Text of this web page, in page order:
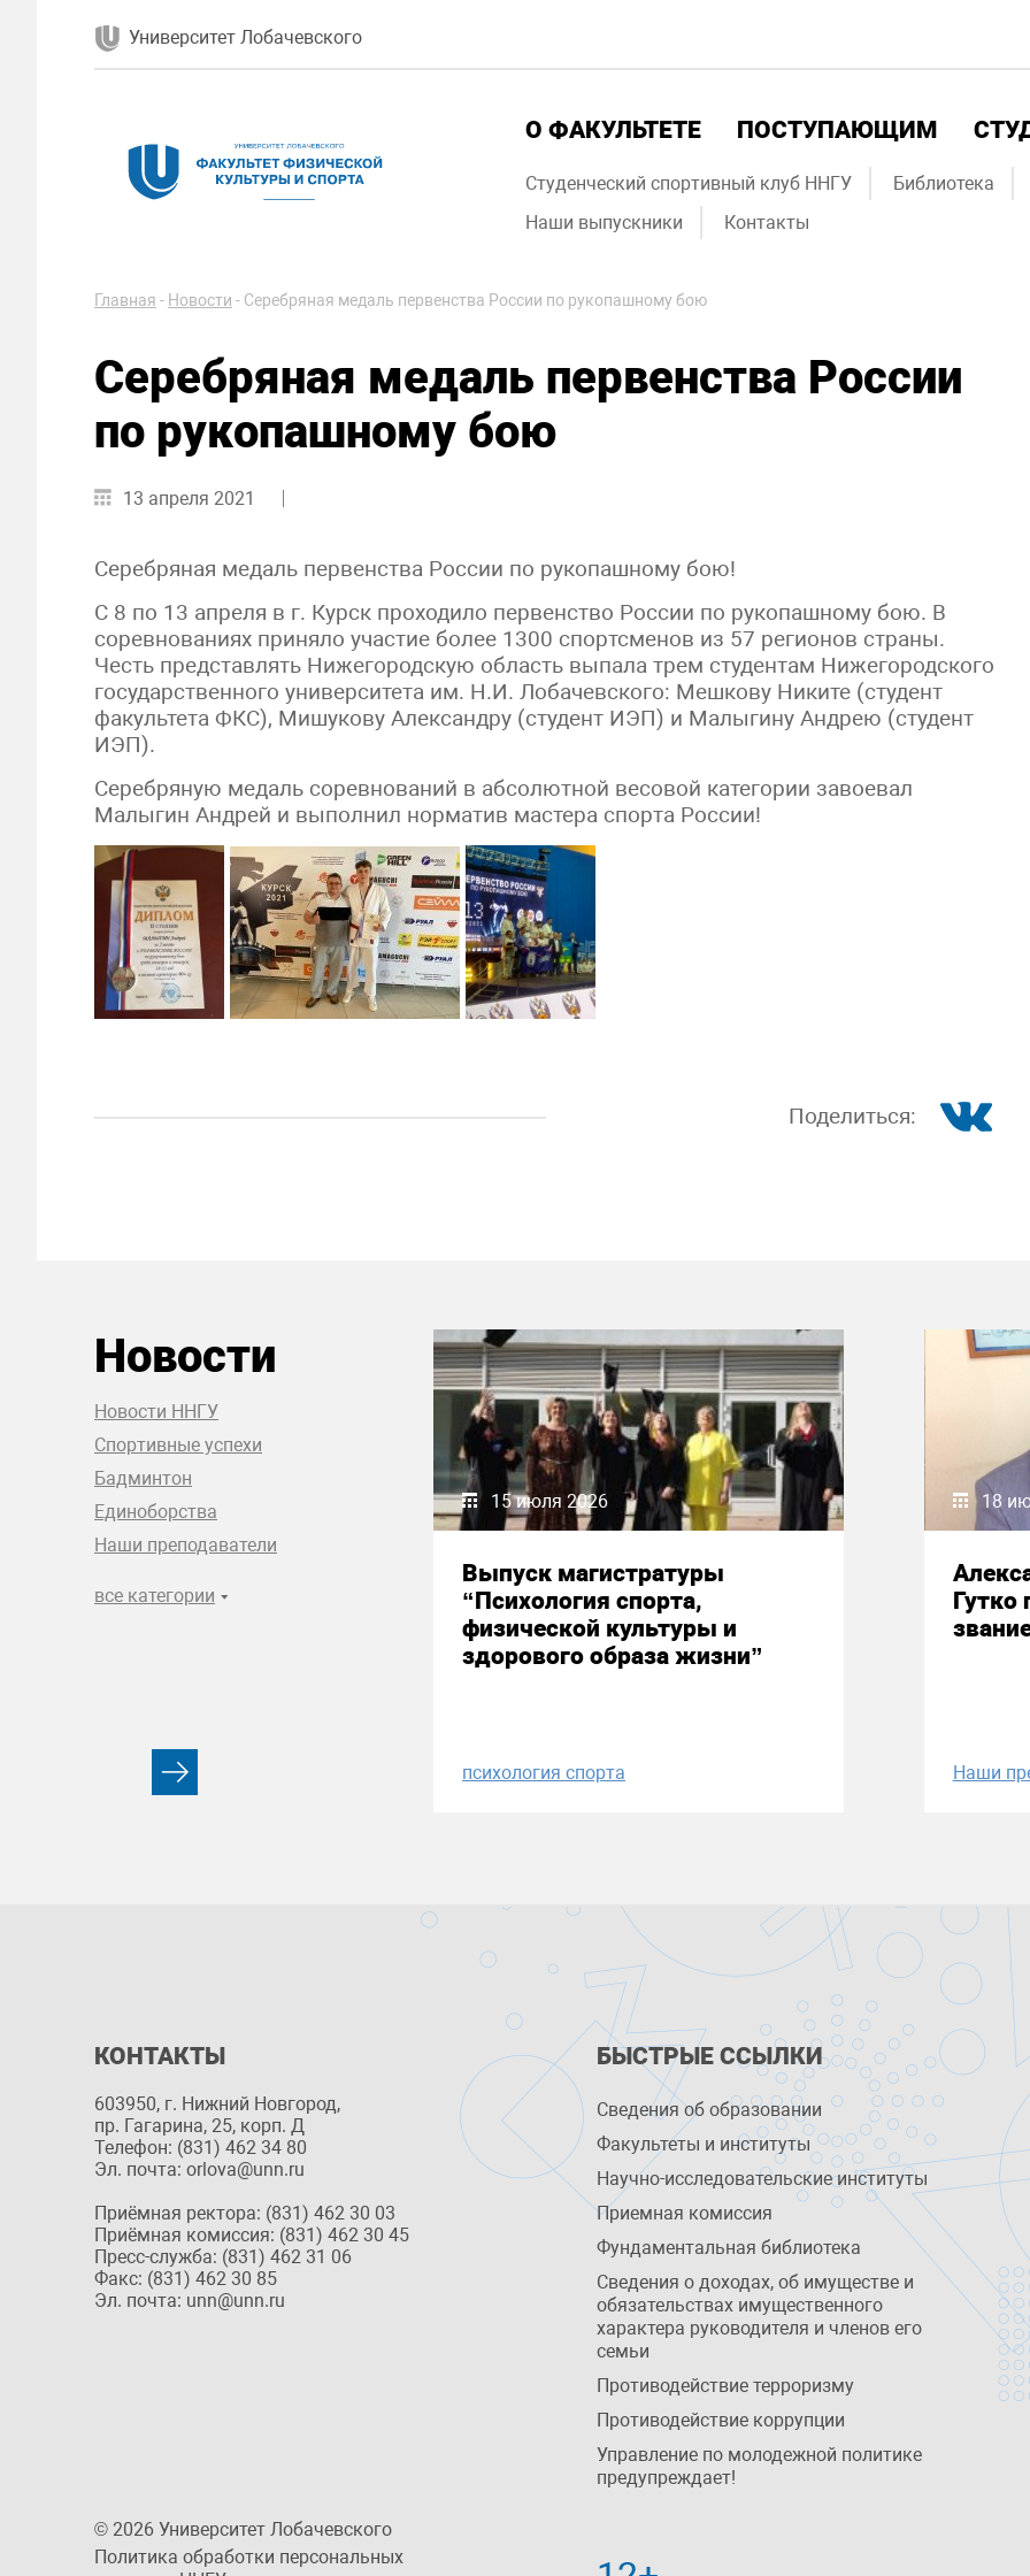
Университет Лобачевского
О ФАКУЛЬТЕТЕ ПОСТУПАЮЩИМ
Студенческий спортивный клуб ННГУ Библиотека
Наши выпускники
Контакты
Главная - Новости - Серебряная медаль первенства России по рукопашному бою
Серебряная медаль первенства России
по рукопашному бою
13 апреля 2021
Серебряная медаль первенства России по рукопашному бою!
С 8 по 13 апреля в г. Курск проходило первенство России по рукопашному бою. В
соревнованиях приняло участие более 1300 спортсменов из 57 регионов страны.
Честь представлять Нижегородскую область выпала трем студентам Нижегородского
государственного университета им. Н.И. Лобачевского: Мешкову Никите (студент
факультета ФКС), Мишукову Александру (студент ИЭП) и Малыгину Андрею (студент
ИЭП).
Серебряную медаль соревнований в абсолютной весовой категории завоевал
Малыгин Андрей и выполнил норматив мастера спорта России!
Поделиться:
Новости
Новости ННГУ
Спортивные успехи
Бадминтон
Единоборства
Наши преподаватели
все категории
15 июля 2026
Выпуск магистратуры
“Психология спорта,
физической культуры и
здорового образа жизни”
психология спорта
18
Гутко
Наши
КОНТАКТЫ
603950, г. Нижний Новгород,
пр. Гагарина, 25, корп. Д
Телефон: (831) 462 34 80
Эл. почта: orlova@unn.ru
Приёмная ректора: (831) 462 30 03
Приёмная комиссия: (831) 462 30 45
Пресс-служба: (831) 462 31 06
Факс: (831) 462 30 85
Эл. почта: unn@unn.ru
БЫСТРЫЕ ССЫЛКИ
Сведения об образовании
Факультеты и институты
Научно-исследовательские институты
Приемная комиссия
Фундаментальная библиотека
Сведения о доходах, об имуществе и
обязательствах имущественного
характера руководителя и членов его
семьи
Противодействие терроризму
Противодействие коррупции
Управление по молодежной политике
предупреждает!
© 2026 Университет Лобачевского
Политика обработки персональных